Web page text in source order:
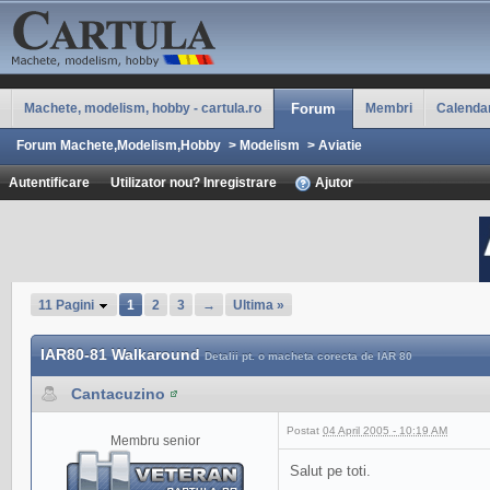
Machete, modelism, hobby - cartula.ro Forum Membri
Forum Machete,Modelism,Hobby > Modelism > Aviatie
Autentificare Utilizator nou? Inregistrare Ajutor
11 Pagini 1 2 3 → Ultima »
IAR80-81 WalkaroundDetalii pt. o macheta corecta de IAR 80
Cantacuzino
Membru senior
Postat 04 April 2005 - 10:19 AM
Salut pe toti.